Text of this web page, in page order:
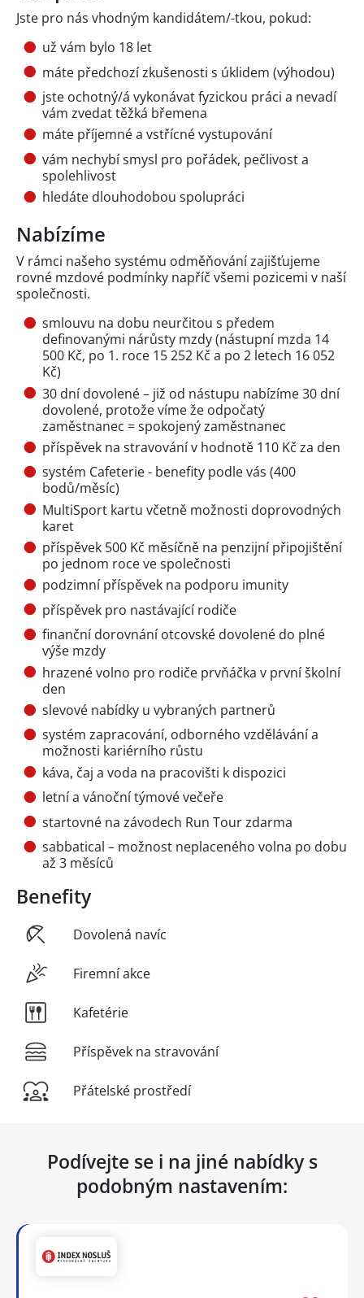
Jste pro nás vhodným kandidátem/-tkou, pokud:
už vám bylo 18 let
máte předchozí zkušenosti s úklidem (výhodou)
jste ochotný/á vykonávat fyzickou práci a nevadí
vám zvedat těžká břemena
máte příjemné a vstřícné vystupování
vám nechybí smysl pro pořádek, pečlivost a
spolehlivost
hledáte dlouhodobou spolupráci
Nabízíme
V rámci našeho systému odměňování zajišťujeme
rovné mzdové podmínky napříč všemi pozicemi v naší
společnosti.
smlouvu na dobu neurčitou s předem
definovanými nárůsty mzdy (nástupní mzda 14
500 Kč, po 1. roce 15 252 Kč a po 2 letech 16 052
Kč)
30 dní dovolené – již od nástupu nabízíme 30 dní
dovolené, protože víme že odpočatý
zaměstnanec = spokojený zaměstnanec
příspěvek na stravování v hodnotě 110 Kč za den
systém Cafeterie - benefity podle vás (400
bodů/měsíc)
MultiSport kartu včetně možnosti doprovodných
karet
příspěvek 500 Kč měsíčně na penzijní připojištění
po jednom roce ve společnosti
podzimní příspěvek na podporu imunity
příspěvek pro nastávající rodiče
finanční dorovnání otcovské dovolené do plné
výše mzdy
hrazené volno pro rodiče prvňáčka v první školní
den
slevové nabídky u vybraných partnerů
systém zapracování, odborného vzdělávání a
možnosti kariérního růstu
káva, čaj a voda na pracovišti k dispozici
letní a vánoční týmové večeře
startovné na závodech Run Tour zdarma
sabbatical – možnost neplaceného volna po dobu
až 3 měsíců
Benefity
Dovolená navíc
Firemní akce
Kafetérie
Příspěvek na stravování
Přátelské prostředí
Podívejte se i na jiné nabídky s
podobným nastavením: